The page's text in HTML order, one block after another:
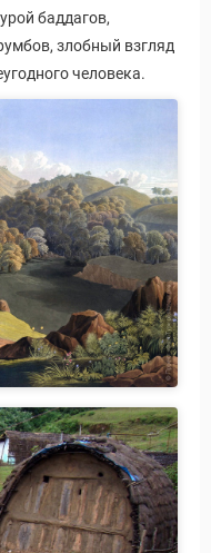
баддагов,
злобный взгляд
человека.